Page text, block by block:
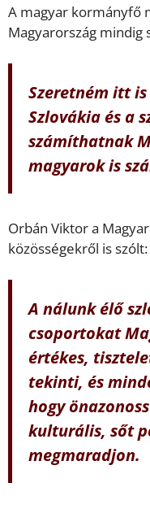
A magyar kormányfő
Magyarország mindig
Szeretném itt
Szlovákia és a
számíthatnak
magyarok is
Orbán Viktor a
közösségekről is szólt:
A nálunk élő
csoportokat
értékes,
tekinti, és
hogy
kulturális, sőt
megmaradjon.